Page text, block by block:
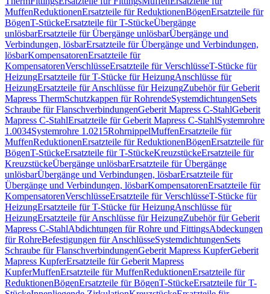
MuffenReduktionenErsatzteile für ReduktionenBögenErsatzteile für
BögenT-StückeErsatzteile für T-StückeÜbergänge
unlösbarErsatzteile für Übergänge unlösbarÜbergänge und
Verbindungen, lösbarErsatzteile für Übergänge und Verbindungen,
lösbarKompensatorenErsatzteile für
KompensatorenVerschlüsseErsatzteile für VerschlüsseT-Stücke für
HeizungErsatzteile für T-Stücke für HeizungAnschlüsse für
HeizungErsatzteile für Anschlüsse für HeizungZubehör für Geberit
Mapress ThermSchutzkappen für RohrendeSystemdichtungenSets
Schraube für FlanschverbindungenGeberit Mapress C-StahlGeberit
Mapress C-StahlErsatzteile für Geberit Mapress C-StahlSystemrohre
1.0034Systemrohre 1.0215RohrnippelMuffenErsatzteile für
MuffenReduktionenErsatzteile für ReduktionenBögenErsatzteile für
BögenT-StückeErsatzteile für T-StückeKreuzstückeErsatzteile für
KreuzstückeÜbergänge unlösbarErsatzteile für Übergänge
unlösbarÜbergänge und Verbindungen, lösbarErsatzteile für
Übergänge und Verbindungen, lösbarKompensatorenErsatzteile für
KompensatorenVerschlüsseErsatzteile für VerschlüsseT-Stücke für
HeizungErsatzteile für T-Stücke für HeizungAnschlüsse für
HeizungErsatzteile für Anschlüsse für HeizungZubehör für Geberit
Mapress C-StahlAbdichtungen für Rohre und FittingsAbdeckungen
für RohreBefestigungen für AnschlüsseSystemdichtungenSets
Schraube für FlanschverbindungenGeberit Mapress KupferGeberit
Mapress KupferErsatzteile für Geberit Mapress
KupferMuffenErsatzteile für MuffenReduktionenErsatzteile für
ReduktionenBögenErsatzteile für BögenT-StückeErsatzteile für T-